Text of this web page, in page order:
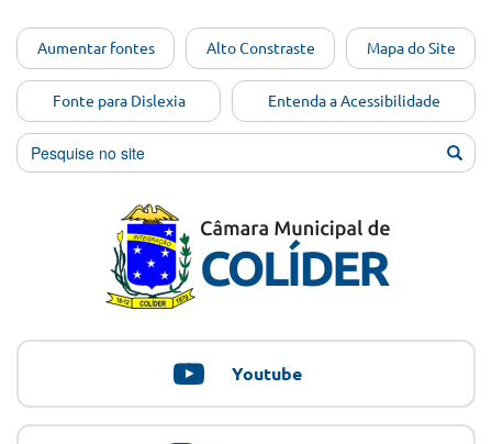
conteúdo
[Alt+1]
Ir para
o menu
[Alt+2]
[Alt+4]
Aumentar fontes Alto Constraste Mapa do Site
Fonte para Dislexia Entenda a Acessibilidade
Youtube